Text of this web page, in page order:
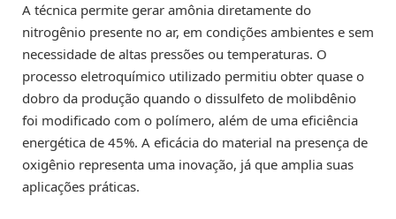
A técnica permite gerar amônia diretamente do
nitrogênio presente no ar, em condições ambientes e sem
necessidade de altas pressões ou temperaturas. O
processo eletroquímico utilizado permitiu obter quase o
dobro da produção quando o dissulfeto de molibdênio
foi modificado com o polímero, além de uma eficiência
energética de 45%. A eficácia do material na presença de
oxigênio representa uma inovação, já que amplia suas
aplicações práticas.